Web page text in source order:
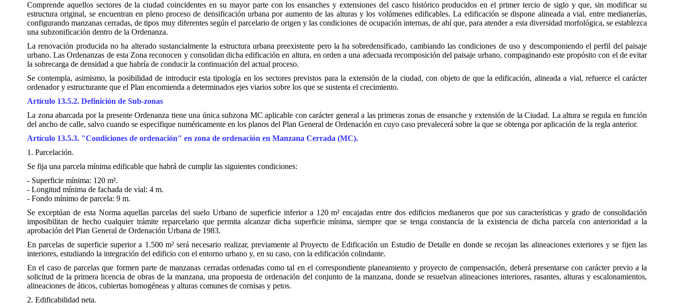
Comprende aquellos sectores de la ciudad coincidentes en su mayor parte con los ensanches y extensiones del casco histórico producidos en el primer tercio de siglo y que, sin modificar su
estructura original, se encuentran en pleno proceso de densificación urbana por aumento de las alturas y los volúmenes edificables. La edificación se dispone alineada a vial, entre medianerías,
configurando manzanas cerradas, de tipos muy diferentes según el parcelario de origen y las condiciones de ocupación internas, de ahí que, para atender a esta diversidad morfológica, se establezca
una subzonificación dentro de la Ordenanza.
La renovación producida no ha alterado sustancialmente la estructura urbana preexistente pero la ha sobredensificado, cambiando las condiciones de uso y descomponiendo el perfil del paisaje
urbano. Las Ordenanzas de esta Zona reconocen y consolidan dicha edificación en altura, en orden a una adecuada recomposición del paisaje urbano, compaginando este propósito con el de evitar
la sobrecarga de densidad a que habría de conducir la continuación del actual proceso.
Se contempla, asimismo, la posibilidad de introducir esta tipología en los sectores previstos para la extensión de la ciudad, con objeto de que la edificación, alineada a vial, refuerce el carácter
ordenador y estructurante que el Plan encomienda a determinados ejes viarios sobre los que se sustenta el crecimiento.
Artículo 13.5.2. Definición de Sub-zonas
La zona abarcada por la presente Ordenanza tiene una única subzona MC aplicable con carácter general a las primeras zonas de ensanche y extensión de la Ciudad. La altura se regula en función
del ancho de calle, salvo cuando se especifique numéricamente en los planos del Plan General de Ordenación en cuyo caso prevalecerá sobre la que se obtenga por aplicación de la regla anterior.
Artículo 13.5.3. "Condiciones de ordenación" en zona de ordenación en Manzana Cerrada (MC).
1. Parcelación.
Se fija una parcela mínima edificable que habrá de cumplir las siguientes condiciones:
- Superficie mínima: 120 m².
- Longitud mínima de fachada de vial: 4 m.
- Fondo mínimo de parcela: 9 m.
Se exceptúan de esta Norma aquellas parcelas del suelo Urbano de superficie inferior a 120 m² encajadas entre dos edificios medianeros que por sus características y grado de consolidación
imposibilitan de hecho cualquier trámite reparcelario que permita alcanzar dicha superficie mínima, siempre que se tenga constancia de la existencia de dicha parcela con anterioridad a la
aprobación del Plan General de Ordenación Urbana de 1983.
En parcelas de superficie superior a 1.500 m² será necesario realizar, previamente al Proyecto de Edificación un Estudio de Detalle en donde se recojan las alineaciones exteriores y se fijen las
interiores, estudiando la integración del edificio con el entorno urbano y, en su caso, con la edificación colindante.
En el caso de parcelas que formen parte de manzanas cerradas ordenadas como tal en el correspondiente planeamiento y proyecto de compensación, deberá presentarse con carácter previo a la
solicitud de la primera licencia de obras de la manzana, una propuesta de ordenación del conjunto de la manzana, donde se resuelvan alineaciones interiores, rasantes, alturas y escalonamientos,
alineaciones de áticos, cubiertas homogéneas y alturas comunes de cornisas y petos.
2. Edificabilidad neta.